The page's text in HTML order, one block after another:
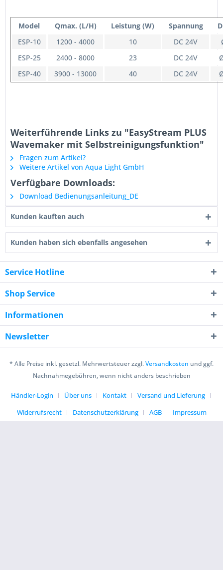
Model Qmax. (L/H) Leistung (W) Spannung
ESP-10
1200 - 4000 10 DC 24V
ESP-25
2400 - 8000 23 DC 24V
ESP-40
3900 - 13000 40 DC 24V
Weiterführende Links zu "EasyStream PLUS
Wavemaker mit Selbstreinigungsfunktion"
Fragen zum Artikel?
Weitere Artikel von Aqua Light GmbH
Verfügbare Downloads:
Download Bedienungsanleitung_DE
Kunden kauften auch
Kunden haben sich ebenfalls angesehen
Service Hotline
Shop Service
Informationen
Newsletter
* Alle Preise inkl. gesetzl. Mehrwertsteuer zzgl.Versandkosten und ggf.
Nachnahmegebühren, wenn nicht anders beschrieben
Händler-Login Über uns Kontakt
Versand und Lieferung
Widerrufsrecht
Datenschutzerklärung AGB Impressum